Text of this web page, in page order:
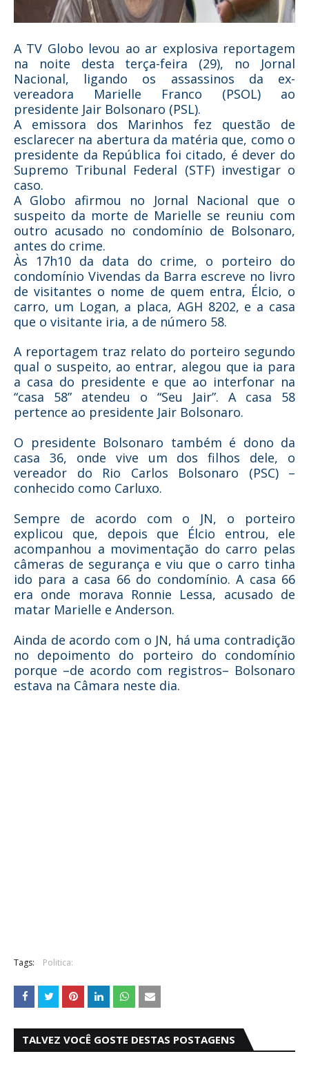
A TV Globo levou ao ar explosiva reportagem
na noite desta terça-feira (29), no Jornal
Nacional, ligando os assassinos da ex-
vereadora Marielle Franco (PSOL) ao
presidente Jair Bolsonaro (PSL).
A emissora dos Marinhos fez questão de
esclarecer na abertura da matéria que, como o
presidente da República foi citado, é dever do
Supremo Tribunal Federal (STF) investigar o
caso.
A Globo afirmou no Jornal Nacional que o
suspeito da morte de Marielle se reuniu com
outro acusado no condomínio de Bolsonaro,
antes do crime.
Às 17h10 da data do crime, o porteiro do
condomínio Vivendas da Barra escreve no livro
de visitantes o nome de quem entra, Élcio, o
carro, um Logan, a placa, AGH 8202, e a casa
que o visitante iria, a de número 58.
A reportagem traz relato do porteiro segundo
qual o suspeito, ao entrar, alegou que ia para
a casa do presidente e que ao interfonar na
“casa 58” atendeu o “Seu Jair”. A casa 58
pertence ao presidente Jair Bolsonaro.
O presidente Bolsonaro também é dono da
casa 36, onde vive um dos filhos dele, o
vereador do Rio Carlos Bolsonaro (PSC) –
conhecido como Carluxo.
Sempre de acordo com o JN, o porteiro
explicou que, depois que Élcio entrou, ele
acompanhou a movimentação do carro pelas
câmeras de segurança e viu que o carro tinha
ido para a casa 66 do condomínio. A casa 66
era onde morava Ronnie Lessa, acusado de
matar Marielle e Anderson.
Ainda de acordo com o JN, há uma contradição
no depoimento do porteiro do condomínio
porque –de acordo com registros– Bolsonaro
estava na Câmara neste dia.
Tags: Politica:
TALVEZ VOCÊ GOSTE DESTAS POSTAGENS